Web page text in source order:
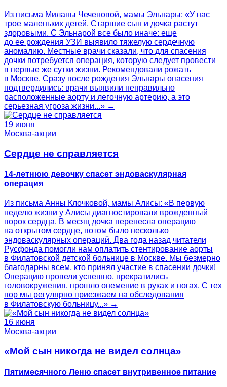
Из письма Миланы Чеченовой, мамы Эльнары: «У нас
трое маленьких детей. Старшие сын и дочка растут
здоровыми. С Эльнарой все было иначе: еще
до ее рождения УЗИ выявило тяжелую сердечную
аномалию. Местные врачи сказали, что для спасения
дочки потребуется операция, которую следует провести
в первые же сутки жизни. Рекомендовали рожать
в Москве. Сразу после рождения Эльнары опасения
подтвердились: врачи выявили неправильно
расположенные аорту и легочную артерию, а это
серьезная угроза жизни...» →
19 июня
Москва-акции
Сердце не справляется
14-летнюю девочку спасет эндоваскулярная
операция
Из письма Анны Клочковой, мамы Алисы: «В первую
неделю жизни у Алисы диагностировали врожденный
порок сердца. В месяц дочка перенесла операцию
на открытом сердце, потом было несколько
эндоваскулярных операций. Два года назад читатели
Русфонда помогли нам оплатить стентирование аорты
в Филатовской детской больнице в Москве. Мы безмерно
благодарны всем, кто принял участие в спасении дочки!
Операцию провели успешно, прекратились
головокружения, прошло онемение в руках и ногах. С тех
пор мы регулярно приезжаем на обследования
в Филатовскую больницу...» →
16 июня
Москва-акции
«Мой сын никогда не видел солнца»
Пятимесячного Леню спасет внутривенное питание